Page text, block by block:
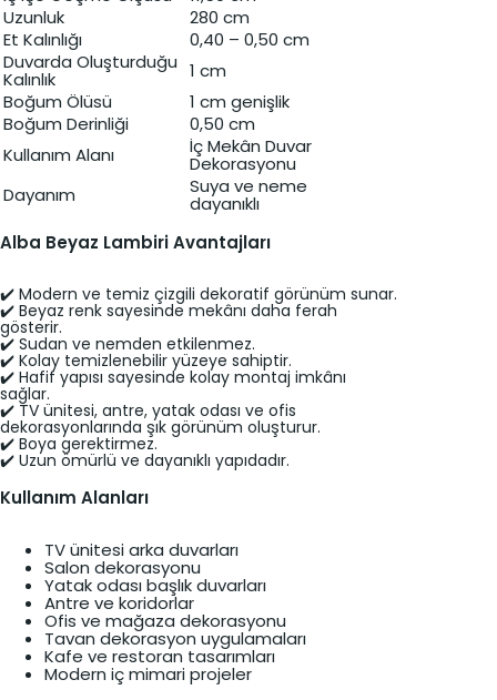
Uzunluk
280 cm
Et Kalınlığı
0,40 – 0,50 cm
Duvarda Oluşturduğu
Kalınlık
1 cm
Boğum Ölüsü
1 cm genişlik
Boğum Derinliği
0,50 cm
Kullanım Alanı
İç Mekân Duvar
Dekorasyonu
Dayanım
Suya ve neme
dayanıklı
Alba Beyaz Lambiri Avantajları
✔️ Modern ve temiz çizgili dekoratif görünüm sunar.
✔️ Beyaz renk sayesinde mekânı daha ferah
gösterir.
✔️ Sudan ve nemden etkilenmez.
✔️ Kolay temizlenebilir yüzeye sahiptir.
✔️ Hafif yapısı sayesinde kolay montaj imkânı
sağlar.
✔️ TV ünitesi, antre, yatak odası ve ofis
dekorasyonlarında şık görünüm oluşturur.
✔️ Boya gerektirmez.
✔️ Uzun ömürlü ve dayanıklı yapıdadır.
Kullanım Alanları
TV ünitesi arka duvarları
Salon dekorasyonu
Yatak odası başlık duvarları
Antre ve koridorlar
Ofis ve mağaza dekorasyonu
Tavan dekorasyon uygulamaları
Kafe ve restoran tasarımları
Modern iç mimari projeler